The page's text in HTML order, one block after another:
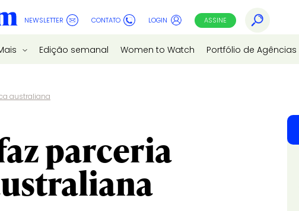
NEWSLETTER CONTATO LOGIN ASSINE
Edição semanal Women to Watch Portfólio de Agências
australiana
parceria